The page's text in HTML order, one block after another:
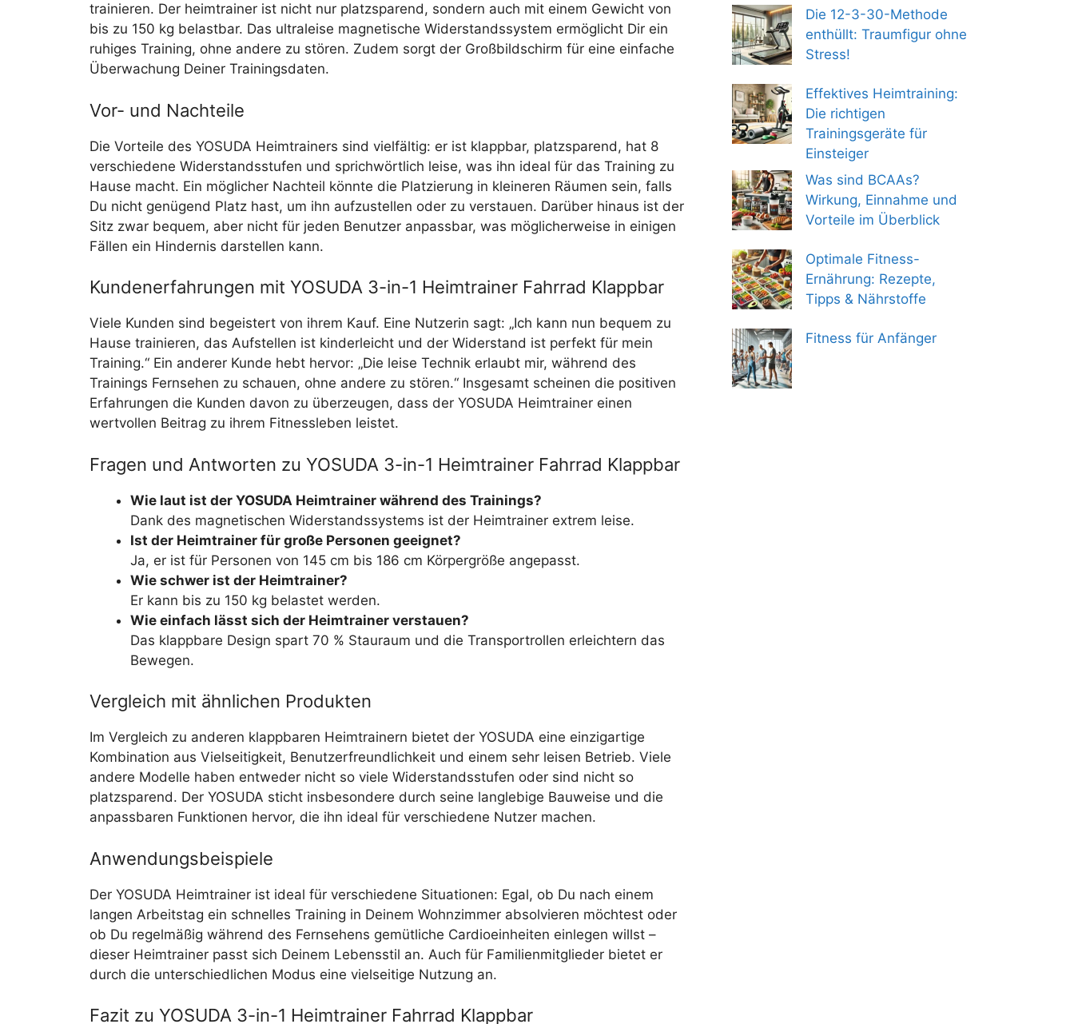
trainieren. Der heimtrainer ist nicht nur platzsparend, sondern auch mit einem Gewicht von
bis zu 150 kg belastbar. Das ultraleise magnetische Widerstandssystem ermöglicht Dir ein
ruhiges Training, ohne andere zu stören. Zudem sorgt der Großbildschirm für eine einfache
Überwachung Deiner Trainingsdaten.
Vor- und Nachteile
Die Vorteile des YOSUDA Heimtrainers sind vielfältig: er ist klappbar, platzsparend, hat 8
verschiedene Widerstandsstufen und sprichwörtlich leise, was ihn ideal für das Training zu
Hause macht. Ein möglicher Nachteil könnte die Platzierung in kleineren Räumen sein, falls
Du nicht genügend Platz hast, um ihn aufzustellen oder zu verstauen. Darüber hinaus ist der
Sitz zwar bequem, aber nicht für jeden Benutzer anpassbar, was möglicherweise in einigen
Fällen ein Hindernis darstellen kann.
Kundenerfahrungen mit YOSUDA 3-in-1 Heimtrainer Fahrrad Klappbar
Viele Kunden sind begeistert von ihrem Kauf. Eine Nutzerin sagt: „Ich kann nun bequem zu
Hause trainieren, das Aufstellen ist kinderleicht und der Widerstand ist perfekt für mein
Training.“ Ein anderer Kunde hebt hervor: „Die leise Technik erlaubt mir, während des
Trainings Fernsehen zu schauen, ohne andere zu stören.“ Insgesamt scheinen die positiven
Erfahrungen die Kunden davon zu überzeugen, dass der YOSUDA Heimtrainer einen
wertvollen Beitrag zu ihrem Fitnessleben leistet.
Fragen und Antworten zu YOSUDA 3-in-1 Heimtrainer Fahrrad Klappbar
Wie laut ist der YOSUDA Heimtrainer während des Trainings?
Dank des magnetischen Widerstandssystems ist der Heimtrainer extrem leise.
Ist der Heimtrainer für große Personen geeignet?
Ja, er ist für Personen von 145 cm bis 186 cm Körpergröße angepasst.
Wie schwer ist der Heimtrainer?
Er kann bis zu 150 kg belastet werden.
Wie einfach lässt sich der Heimtrainer verstauen?
Das klappbare Design spart 70 % Stauraum und die Transportrollen erleichtern das
Bewegen.
Vergleich mit ähnlichen Produkten
Im Vergleich zu anderen klappbaren Heimtrainern bietet der YOSUDA eine einzigartige
Kombination aus Vielseitigkeit, Benutzerfreundlichkeit und einem sehr leisen Betrieb. Viele
andere Modelle haben entweder nicht so viele Widerstandsstufen oder sind nicht so
platzsparend. Der YOSUDA sticht insbesondere durch seine langlebige Bauweise und die
anpassbaren Funktionen hervor, die ihn ideal für verschiedene Nutzer machen.
Anwendungsbeispiele
Der YOSUDA Heimtrainer ist ideal für verschiedene Situationen: Egal, ob Du nach einem
langen Arbeitstag ein schnelles Training in Deinem Wohnzimmer absolvieren möchtest oder
ob Du regelmäßig während des Fernsehens gemütliche Cardioeinheiten einlegen willst –
dieser Heimtrainer passt sich Deinem Lebensstil an. Auch für Familienmitglieder bietet er
durch die unterschiedlichen Modus eine vielseitige Nutzung an.
Fazit zu YOSUDA 3-in-1 Heimtrainer Fahrrad Klappbar
Die 12-3-30-Methode
enthüllt: Traumfigur ohne
Stress!
Effektives Heimtraining:
Die richtigen
Trainingsgeräte für
Einsteiger
Was sind BCAAs?
Wirkung, Einnahme und
Vorteile im Überblick
Optimale Fitness-
Ernährung: Rezepte,
Tipps & Nährstoffe
Fitness für Anfänger